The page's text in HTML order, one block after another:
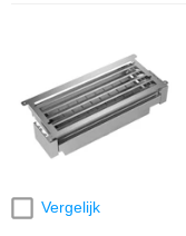
Vergelijk